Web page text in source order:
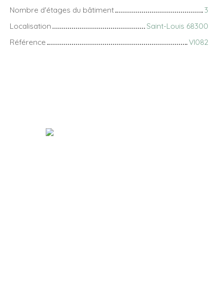
Nombre d'étages du bâtiment
3
Localisation
Saint-Louis 68300
Référence
VI082